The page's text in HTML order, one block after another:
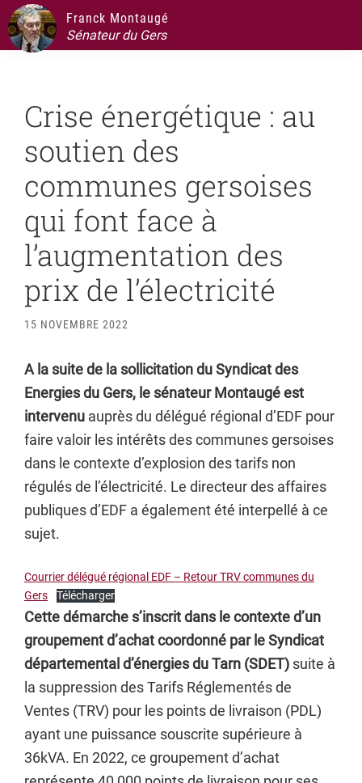
Passer
principale
Passer
au
Passer
latérale
principale
Passer
au
page
Franck Montaugé
Sénateur du Gers
Crise énergétique : au
soutien des
communes gersoises
qui font face à
l’augmentation des
prix de l’électricité
15 NOVEMBRE 2022
A la suite de la sollicitation du Syndicat des
Energies du Gers, le sénateur Montaugé est
intervenu auprès du délégué régional d’EDF pour
faire valoir les intérêts des communes gersoises
dans le contexte d’explosion des tarifs non
régulés de l’électricité. Le directeur des affaires
publiques d’EDF a également été interpellé à ce
sujet.
Courrier délégué régional EDF – Retour TRV communes du
Gers
Télécharger
Cette démarche s’inscrit dans le contexte d’un
groupement d’achat coordonné par le Syndicat
départemental d’énergies du Tarn (SDET) suite à
la suppression des Tarifs Réglementés de
Ventes (TRV) pour les points de livraison (PDL)
ayant une puissance souscrite supérieure à
36kVA. En 2022, ce groupement d’achat